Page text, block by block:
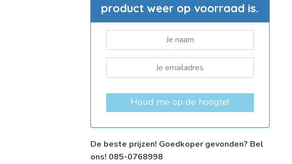
product weer op voorraad is.
Houd me op de hoogte!
De beste prijzen! Goedkoper gevonden? Bel
ons! 085-0768998